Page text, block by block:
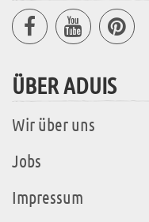
ÜBER ADUIS
Wir über uns
Jobs
Impressum